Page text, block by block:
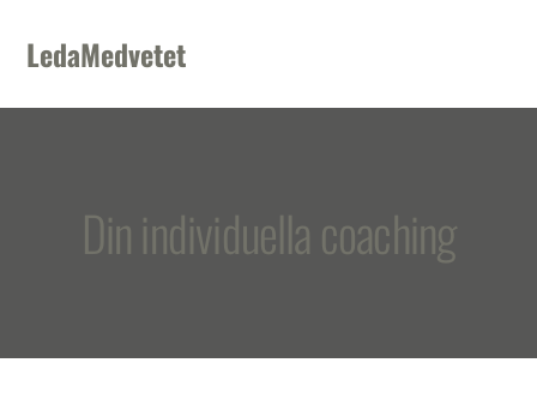
primary
navigation
main
content
footer
LedaMedvetet
Din individuella coaching